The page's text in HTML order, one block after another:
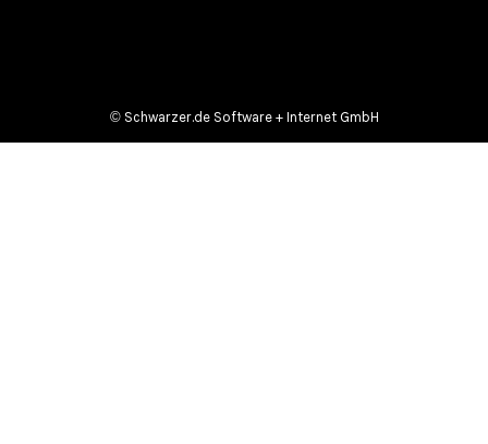
© Schwarzer.de Software + Internet GmbH